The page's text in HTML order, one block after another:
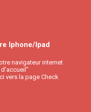
Iphone/Ipad
navigateur internet
vers la page Check